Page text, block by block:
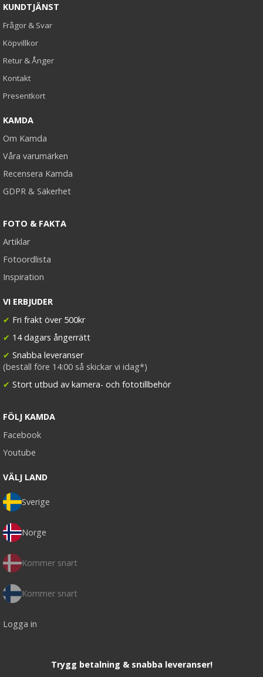
KUNDTJÄNST
Frågor & Svar
Köpvillkor
Retur & Ånger
Kontakt
Presentkort
KAMDA
Om Kamda
Våra varumärken
Recensera Kamda
GDPR & Säkerhet
FOTO & FAKTA
Artiklar
Fotoordlista
Inspiration
VI ERBJUDER
✔ Fri frakt över 500kr
✔ 14 dagars ångerrätt
✔ Snabba leveranser
(beställ före 14:00 så skickar vi idag*)
✔ Stort utbud av kamera- och fototillbehör
FÖLJ KAMDA
Facebook
Youtube
VÄLJ LAND
Sverige
Norge
Kommer snart
Kommer snart
Logga in
Trygg betalning & snabba leveranser!